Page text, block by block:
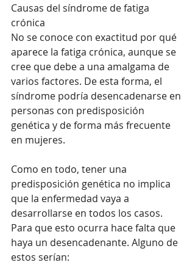
Causas del síndrome de fatiga
crónica
No se conoce con exactitud por qué
aparece la fatiga crónica, aunque se
cree que debe a una amalgama de
varios factores. De esta forma, el
síndrome podría desencadenarse en
personas con predisposición
genética y de forma más frecuente
en mujeres.
Como en todo, tener una
predisposición genética no implica
que la enfermedad vaya a
desarrollarse en todos los casos.
Para que esto ocurra hace falta que
haya un desencadenante. Alguno de
estos serían: